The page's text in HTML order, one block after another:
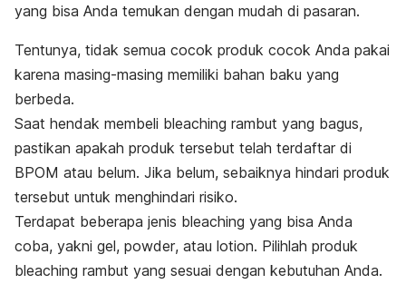
yang bisa Anda temukan dengan mudah di pasaran.
Tentunya, tidak semua cocok produk cocok Anda pakai
karena masing-masing memiliki bahan baku yang
berbeda.
Saat hendak membeli bleaching rambut yang bagus,
pastikan apakah produk tersebut telah terdaftar di
BPOM atau belum. Jika belum, sebaiknya hindari produk
tersebut untuk menghindari risiko.
Terdapat beberapa jenis bleaching yang bisa Anda
coba, yakni gel, powder, atau lotion. Pilihlah produk
bleaching rambut yang sesuai dengan kebutuhan Anda.